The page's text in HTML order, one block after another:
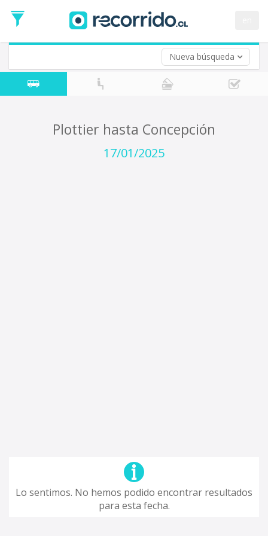
Nueva búsqueda
de
Ida
Vuelta (opcional)
Fecha
de
Plottier hasta Concepción
17/01/2025
Lo sentimos. No hemos podido encontrar resultados
para esta fecha.